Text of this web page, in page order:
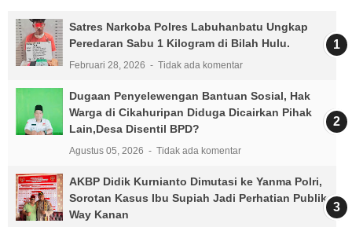
Satres Narkoba Polres Labuhanbatu Ungkap
Peredaran Sabu 1 Kilogram di Bilah Hulu.
Februari 28, 2026 Tidak ada komentar
Dugaan Penyelewengan Bantuan Sosial, Hak
Warga di Cikahuripan Diduga Dicairkan Pihak
Lain,Desa Disentil BPD?
Agustus 05, 2026 Tidak ada komentar
AKBP Didik Kurnianto Dimutasi ke Yanma Polri,
Sorotan Kasus Ibu Supiah Jadi Perhatian Publik
Way Kanan